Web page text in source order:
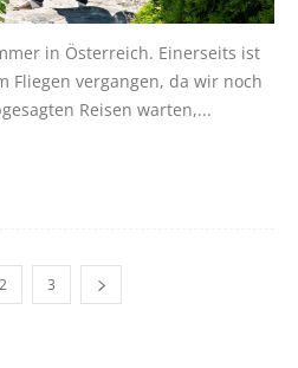
in Österreich. Einerseits ist
Fliegen vergangen, da wir noch
Reisen warten,...
2 3